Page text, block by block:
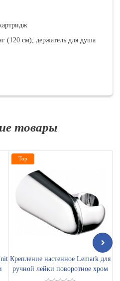
(120 см); держатель для душа
товары
Крепление настенное Lemark для
ручной лейки поворотное хром
LM8080C
Top